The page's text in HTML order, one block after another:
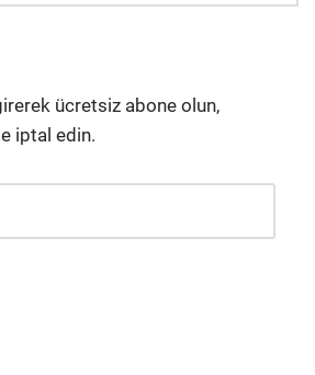
ücretsiz abone olun,
iptal edin.